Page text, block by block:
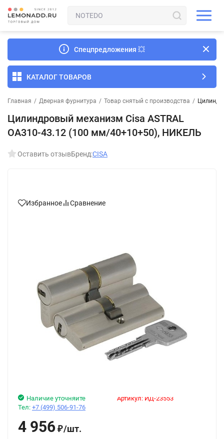
Спецпредложения 💥
КАТАЛОГ ТОВАРОВ
Главная / Дверная фурнитура / Товар снятый с производства /
Цилиндровый механизм Cisa ASTRAL
ОА310-43.12 (100 мм/40+10+50), НИКЕЛЬ
Оставить отзывБренд:CISA
Избранное Сравнение
Артикул: ИД-23553
Наличие уточняйте
Тел: +7 (499) 506-91-76
4 956 ₽/шт.